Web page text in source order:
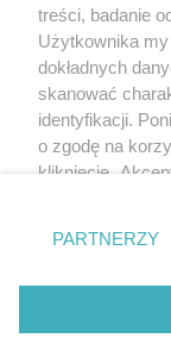
NA
treści, badanie
Użytkownika
dokładnych
skanować
identyfikacji.
o zgodę na
kliknięcie
prywatności
. Niektóre
zgody
takiemu
zastosowania
PARTNERZY